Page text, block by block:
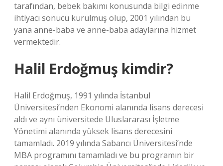
tarafından, bebek bakımı konusunda bilgi edinme
ihtiyacı sonucu kurulmuş olup, 2001 yılından bu
yana anne-baba ve anne-baba adaylarına hizmet
vermektedir.
Halil Erdoğmuş kimdir?
Halil Erdoğmuş, 1991 yılında İstanbul
Üniversitesi’nden Ekonomi alanında lisans derecesi
aldı ve aynı üniversitede Uluslararası İşletme
Yönetimi alanında yüksek lisans derecesini
tamamladı. 2019 yılında Sabancı Üniversitesi’nde
MBA programını tamamladı ve bu programın bir